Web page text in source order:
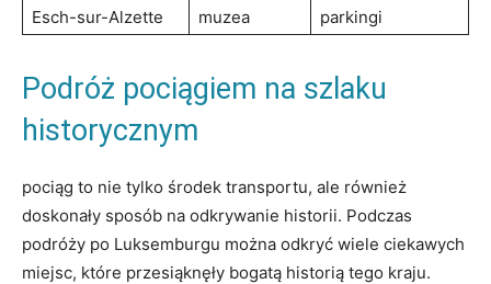
Esch-sur-Alzette
muzea
parkingi
Podróż pociągiem na ‍szlaku
historycznym
pociąg⁣ to⁢ nie tylko środek transportu, ​ale również⁣
doskonały sposób na odkrywanie historii. Podczas
podróży po Luksemburgu można odkryć wiele ciekawych
miejsc, które przesiąknęły‌ bogatą historią tego ⁤kraju.⁤